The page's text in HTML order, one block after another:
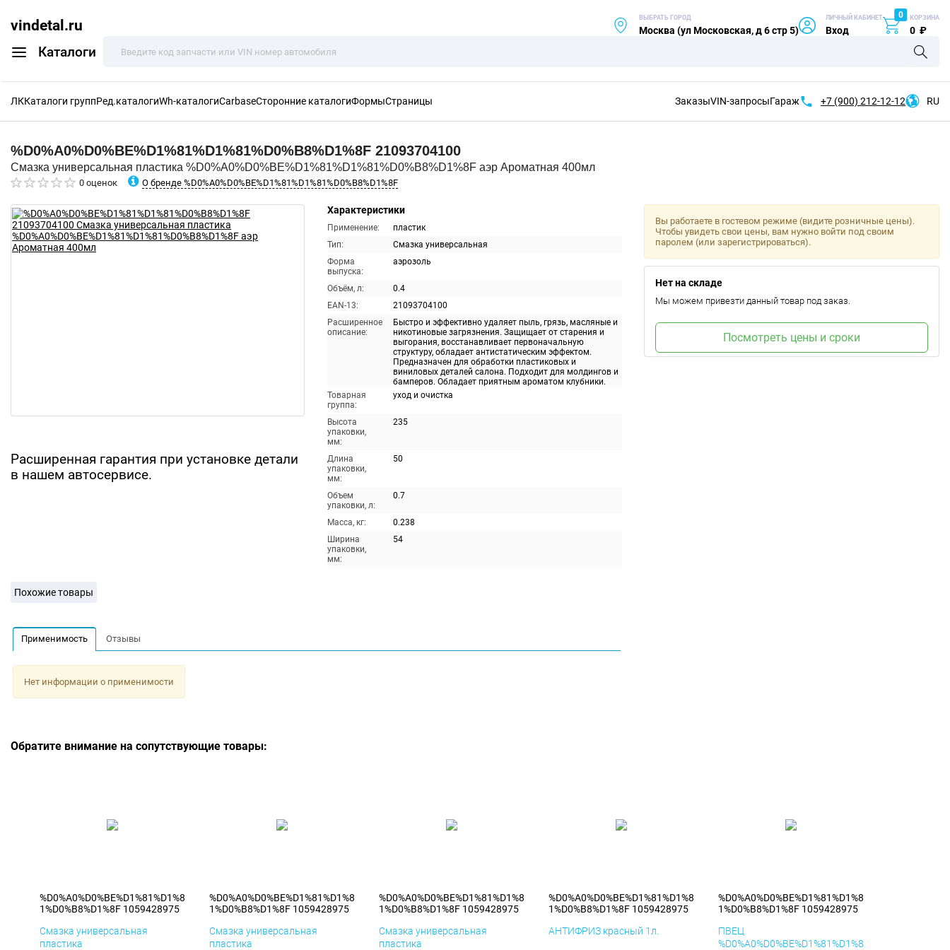
vindetal.ru
Каталоги
ВЫБРАТЬ ГОРОД
Москва (ул Московская, д 6 стр 5)
ЛИЧНЫЙ КАБИНЕТ
Вход
0 КОРЗИНА
0 ₽
ЛККаталоги группРед.каталогиWh-каталогиCarbaseСторонние каталогиФормыСтраницы ЗаказыVIN-запросыГараж +7 (900) 212-12-12 RU
%D0%A0%D0%BE%D1%81%D1%81%D0%B8%D1%8F 21093704100
Смазка универсальная пластика %D0%A0%D0%BE%D1%81%D1%81%D0%B8%D1%8F аэр Ароматная 400мл
0 оценок О бренде %D0%A0%D0%BE%D1%81%D1%81%D0%B8%D1%8F
Расширенная гарантия при установке детали
в нашем автосервисе.
Характеристики
Применение:
пластик
Тип:
Смазка универсальная
Форма
выпуска:
аэрозоль
Объём, л:
0.4
EAN-13:
21093704100
Расширенное
описание:
Быстро и эффективно удаляет пыль, грязь, масляные и
никотиновые загрязнения. Защищает от старения и
выгорания, восстанавливает первоначальную
структуру, обладает антистатическим эффектом.
Предназначен для обработки пластиковых и
виниловых деталей салона. Подходит для молдингов и
бамперов. Обладает приятным ароматом клубники.
Товарная
группа:
уход и очистка
Высота
упаковки,
мм:
235
Длина
упаковки,
мм:
50
Объем
упаковки, л:
0.7
Масса, кг:
0.238
Ширина
упаковки,
мм:
54
Вы работаете в гостевом режиме (видите розничные цены).
Чтобы увидеть свои цены, вам нужно войти под своим
паролем (или зарегистрироваться).
Нет на складе
Мы можем привезти данный товар под заказ.
Посмотреть цены и сроки
Похожие товары
Применимость Отзывы
Нет информации о применимости
Обратите внимание на сопутствующие товары:
%D0%A0%D0%BE%D1%81%D1%8
1%D0%B8%D1%8F 1059428975
Смазка универсальная
пластика
%D0%A0%D0%BE%D1%81%D1%8
1%D0%B8%D1%8F 1059428975
Смазка универсальная
пластика
%D0%A0%D0%BE%D1%81%D1%8
1%D0%B8%D1%8F 1059428975
Смазка универсальная
пластика
%D0%A0%D0%BE%D1%81%D1%8
1%D0%B8%D1%8F 1059428975
АНТИФРИЗ красный 1л.
%D0%A0%D0%BE%D1%81%D1%8
1%D0%B8%D1%8F 1059428975
ПВЕЦ
%D0%A0%D0%BE%D1%81%D1%8